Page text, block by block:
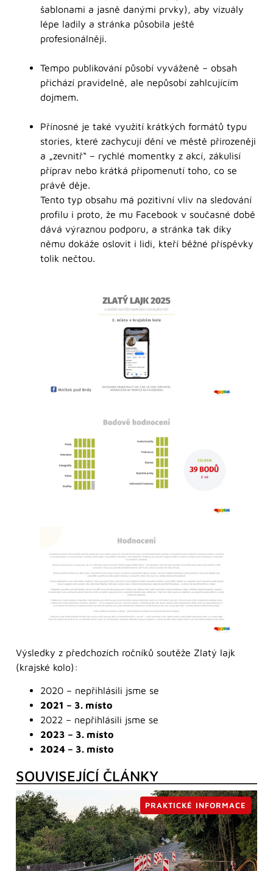
šablonami a jasně danými prvky), aby vizuály
lépe ladily a stránka působila ještě
profesionálněji.
Tempo publikování působí vyváženě – obsah
přichází pravidelně, ale nepůsobí zahlcujícím
dojmem.
Přínosné je také využití krátkých formátů typu
stories, které zachycují dění ve městě přirozeněji
a „zevnitř“ – rychlé momentky z akcí, zákulisí
příprav nebo krátká připomenutí toho, co se
právě děje.
Tento typ obsahu má pozitivní vliv na sledování
profilu i proto, že mu Facebook v současné době
dává výraznou podporu, a stránka tak díky
němu dokáže oslovit i lidi, kteří běžné příspěvky
tolik nečtou.
Výsledky z předchozích ročníků soutěže Zlatý lajk
(krajské kolo):
2020 – nepřihlásili jsme se
2021 – 3. místo
2022 – nepřihlásili jsme se
2023 – 3. místo
2024 – 3. místo
SOUVISEJÍCÍ ČLÁNKY
PRAKTICKÉ INFORMACE